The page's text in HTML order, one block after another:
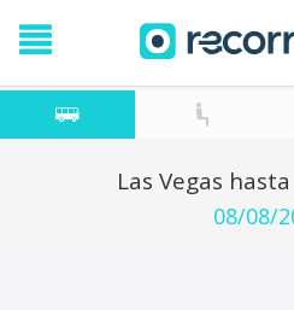
Las Vegas
08/08/